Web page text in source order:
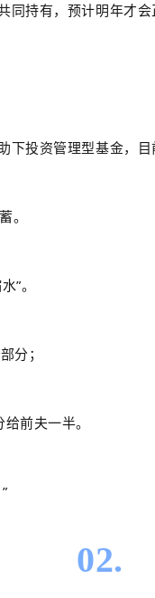
持有，预计明年才会
投资管理型基金，目
。
”。
分；
前夫一半。
02.